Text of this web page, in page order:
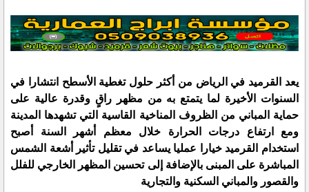
يعد القرميد في الرياض من أكثر حلول تغطية الأسطح انتشارا في
السنوات الأخيرة لما يتمتع به من مظهر راقٍ وقدرة عالية على
حماية المباني من الظروف المناخية القاسية التي تشهدها المدينة
ومع ارتفاع درجات الحرارة خلال معظم أشهر السنة أصبح
استخدام القرميد خيارا عمليا يساعد في تقليل تأثير أشعة الشمس
المباشرة على المبنى بالإضافة إلى تحسين المظهر الخارجي للفلل
والقصور والمباني السكنية والتجارية